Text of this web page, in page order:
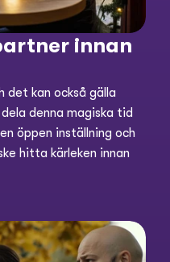
innan
det kan också gälla
denna magiska tid
öppen inställning och
hitta kärleken innan